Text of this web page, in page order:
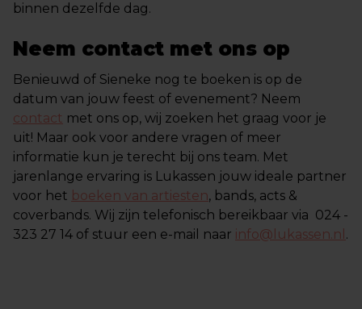
binnen dezelfde dag.
Neem contact met ons op
Benieuwd of Sieneke nog te boeken is op de
datum van jouw feest of evenement? Neem
contact met ons op, wij zoeken het graag voor je
uit! Maar ook voor andere vragen of meer
informatie kun je terecht bij ons team. Met
jarenlange ervaring is Lukassen jouw ideale partner
voor het boeken van artiesten, bands, acts &
coverbands. Wij zijn telefonisch bereikbaar via 024 -
323 27 14 of stuur een e-mail naar info@lukassen.nl .